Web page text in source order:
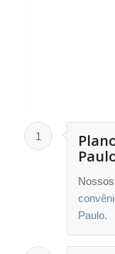
1
Paulo.